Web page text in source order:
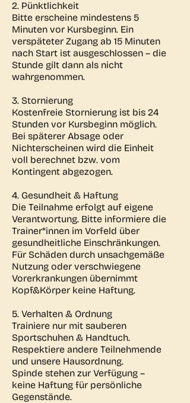
2. Pünktlichkeit
Bitte erscheine mindestens 5
Minuten vor Kursbeginn. Ein
verspäteter Zugang ab 15 Minuten
nach Start ist ausgeschlossen – die
Stunde gilt dann als nicht
wahrgenommen.
3. Stornierung
Kostenfreie Stornierung ist bis 24
Stunden vor Kursbeginn möglich.
Bei späterer Absage oder
Nichterscheinen wird die Einheit
voll berechnet bzw. vom
Kontingent abgezogen.
4. Gesundheit & Haftung
Die Teilnahme erfolgt auf eigene
Verantwortung. Bitte informiere die
Trainer*innen im Vorfeld über
gesundheitliche Einschränkungen.
Für Schäden durch unsachgemäße
Nutzung oder verschwiegene
Vorerkrankungen übernimmt
Kopf&Körper keine Haftung.
5. Verhalten & Ordnung
Trainiere nur mit sauberen
Sportschuhen & Handtuch.
Respektiere andere Teilnehmende
und unsere Hausordnung.
Spinde stehen zur Verfügung –
keine Haftung für persönliche
Gegenstände.